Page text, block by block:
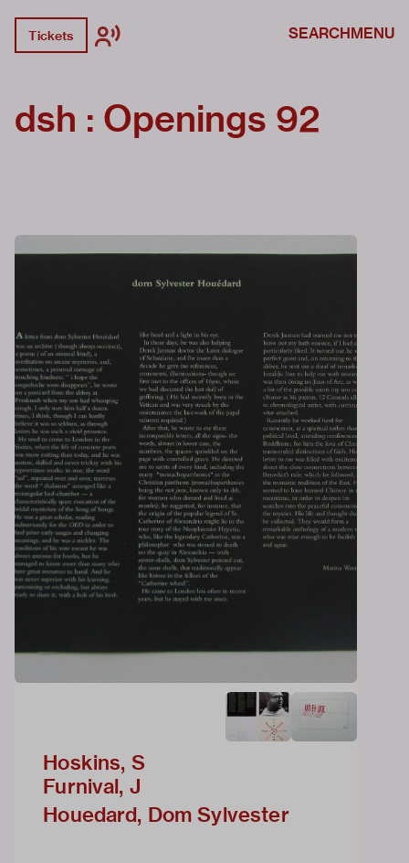
Tickets SEARCHMENU
dsh : Openings 92
Hoskins, S
Furnival, J
Houedard, Dom Sylvester